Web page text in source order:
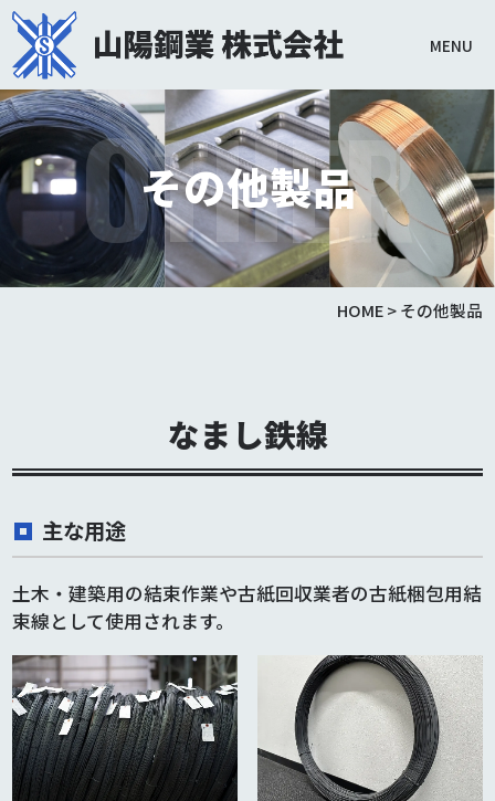
MENU
その他製品
OTHER
HOME>その他製品
なまし鉄線
主な用途
土木・建築用の結束作業や古紙回収業者の古紙梱包用結
束線として使用されます。